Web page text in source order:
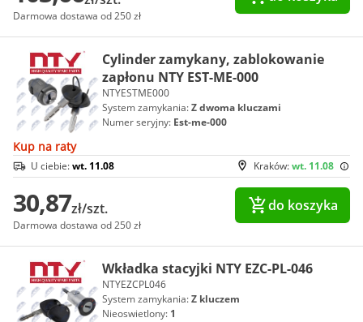
Darmowa dostawa od 250 zł
Cylinder zamykany, zablokowanie
zapłonu NTY EST-ME-000
NTYESTME000
System zamykania:Z dwoma kluczami
Numer seryjny: Est-me-000
Kup na raty
Kraków:wt. 11.08
U ciebie:wt. 11.08
30,87zł/szt.
Darmowa dostawa od 250 zł
do koszyka
Wkładka stacyjki NTY EZC-PL-046
NTYEZCPL046
System zamykania:Z kluczem
Nieoswietlony: 1